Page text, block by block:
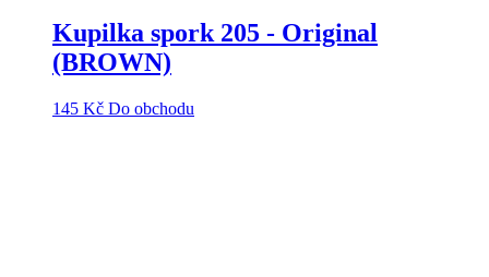
Kupilka spork 205 - Original
(BROWN)
145 Kč Do obchodu